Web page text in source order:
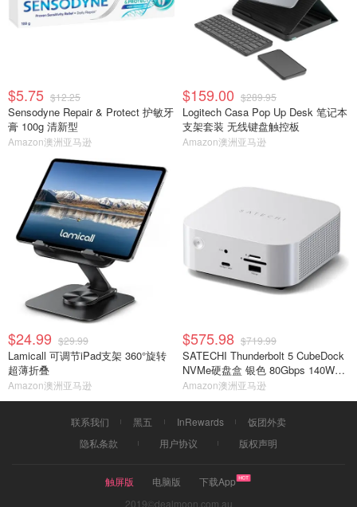
$5.75 $12.25
Sensodyne Repair & Protect 护敏牙
膏 100g 清新型
Amazon澳洲亚马逊
$159.00 $289.95
Logitech Casa Pop Up Desk 笔记本
支架套装 无线键盘触控板
Amazon澳洲亚马逊
$24.99 $29.99
Lamicall 可调节iPad支架 360°旋转
超薄折叠
Amazon澳洲亚马逊
$575.98 $719.99
SATECHI Thunderbolt 5 CubeDock
NVMe硬盘盒 银色 80Gbps 140W扩
展坞
Amazon澳洲亚马逊
联系我们 黑五 InRewards
饭团外卖
隐私条款
用户协议 版权声明
触屏版 电脑版
下载App
2019©dealmoon.com.au